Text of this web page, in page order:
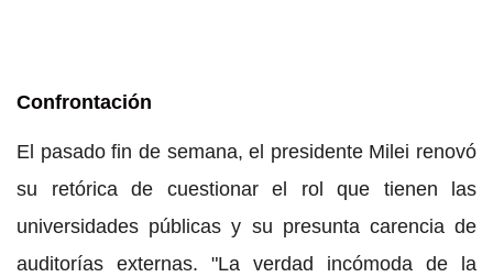
Confrontación
El pasado fin de semana, el presidente Milei renovó
su retórica de cuestionar el rol que tienen las
universidades públicas y su presunta carencia de
auditorías externas. "La verdad incómoda de la